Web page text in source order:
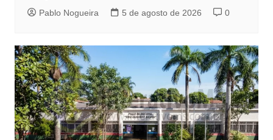
Pablo Nogueira 5 de agosto de 2026 0